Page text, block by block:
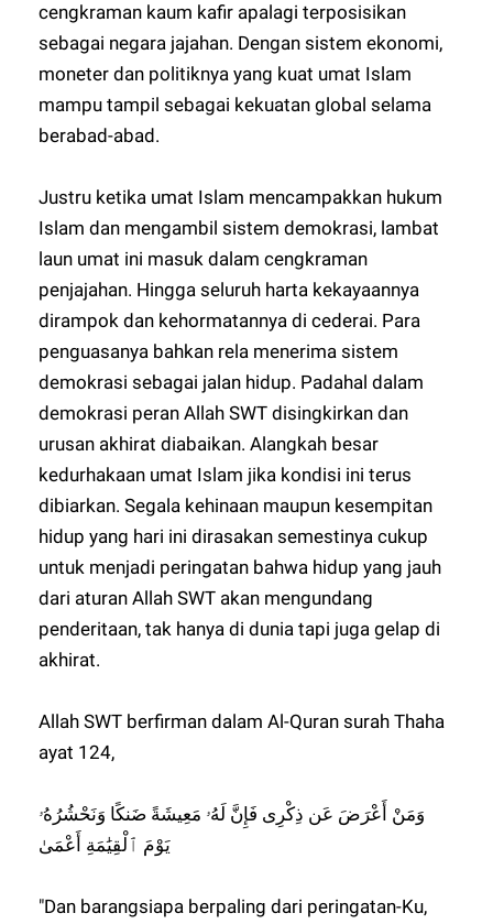
cengkraman kaum kafir apalagi terposisikan
sebagai negara jajahan. Dengan sistem ekonomi,
moneter dan politiknya yang kuat umat Islam
mampu tampil sebagai kekuatan global selama
berabad-abad.
Justru ketika umat Islam mencampakkan hukum
Islam dan mengambil sistem demokrasi, lambat
laun umat ini masuk dalam cengkraman
penjajahan. Hingga seluruh harta kekayaannya
dirampok dan kehormatannya di cederai. Para
penguasanya bahkan rela menerima sistem
demokrasi sebagai jalan hidup. Padahal dalam
demokrasi peran Allah SWT disingkirkan dan
urusan akhirat diabaikan. Alangkah besar
kedurhakaan umat Islam jika kondisi ini terus
dibiarkan. Segala kehinaan maupun kesempitan
hidup yang hari ini dirasakan semestinya cukup
untuk menjadi peringatan bahwa hidup yang jauh
dari aturan Allah SWT akan mengundang
penderitaan, tak hanya di dunia tapi juga gelap di
akhirat.
Allah SWT berfirman dalam Al-Quran surah Thaha
ayat 124,
وَمَنْ أَعْرَضَ عَن ذِكْرِى فَإِنَّ لَهُۥ مَعِيشَةً ضَنكًا وَنَحْشُرُهُۥ
يَوْمَ ٱلْقِيَٰمَةِ أَعْمَىٰ
"Dan barangsiapa berpaling dari peringatan-Ku,